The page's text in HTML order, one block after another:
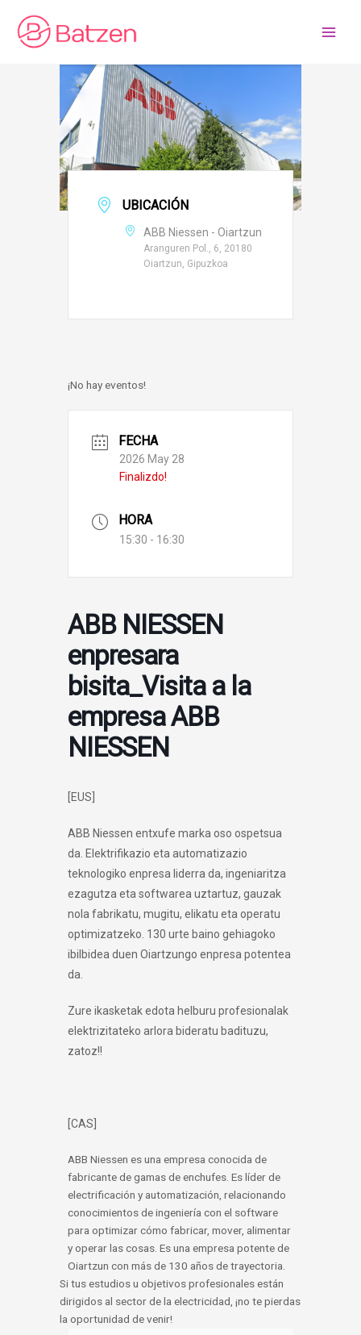
contenido
UBICACIÓN
ABB Niessen - Oiartzun
Aranguren Pol., 6, 20180
Oiartzun, Gipuzkoa
¡No hay eventos!
FECHA
2026 May 28
Finalizdo!
HORA
15:30 - 16:30
ABB NIESSEN
enpresara
bisita_Visita a la
empresa ABB
NIESSEN
[EUS]
ABB Niessen entxufe marka oso ospetsua
da. Elektrifikazio eta automatizazio
teknologiko enpresa liderra da, ingeniaritza
ezagutza eta softwarea uztartuz, gauzak
nola fabrikatu, mugitu, elikatu eta operatu
optimizatzeko. 130 urte baino gehiagoko
ibilbidea duen Oiartzungo enpresa potentea
da.
Zure ikasketak edota helburu profesionalak
elektrizitateko arlora bideratu badituzu,
zatoz!!
[CAS]
ABB Niessen es una empresa conocida de
fabricante de gamas de enchufes. Es líder de
electrificación y automatización, relacionando
conocimientos de ingeniería con el software
para optimizar cómo fabricar, mover, alimentar
y operar las cosas. Es una empresa potente de
Oiartzun con más de 130 años de trayectoria.
Si tus estudios u objetivos profesionales están
dirigidos al sector de la electricidad, ¡no te pierdas
la oportunidad de venir!